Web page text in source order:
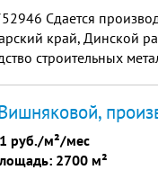
Сдается
край, Динской
строительных
руб./м²/мес
2700 м²